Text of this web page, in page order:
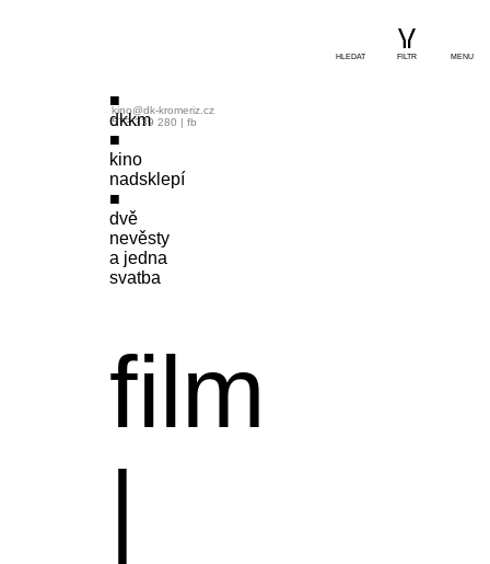
dkkm
kino
nadsklepí
dvě
nevěsty
a jedna
svatba
film
|
kino@dk-kromeriz.cz
573 339 280 | fb
HLEDAT FILTR MENU